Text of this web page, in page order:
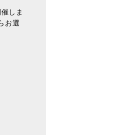
しま
お選